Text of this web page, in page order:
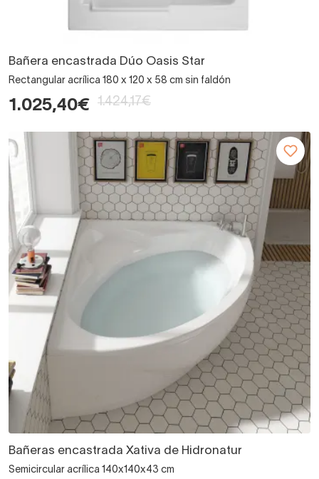
Bañera encastrada Dúo Oasis Star
Rectangular acrílica 180 x 120 x 58 cm sin faldón
1.025,40€ 1.424,17€
Bañeras encastrada Xativa de Hidronatur
Semicircular acrílica 140x140x43 cm